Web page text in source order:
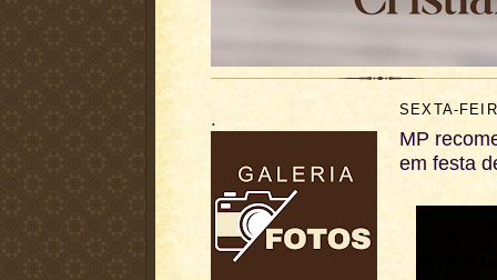
. SEXTA-
MP
em festa